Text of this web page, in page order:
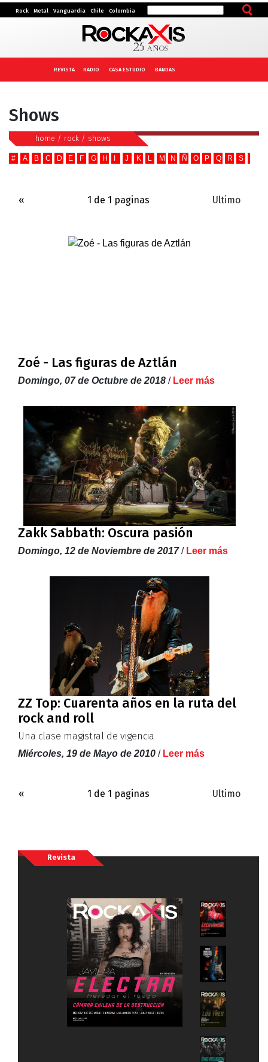
Rock Metal Vanguardia Chile Colombia
REVISTA RADIO CASA ESTUDIO BANDAS
Shows
home / rock / shows
# A B C D E F G H J K L M N Ñ O P Q R S
« 1 de 1 paginas Ultimo
Zoé - Las figuras de Aztlán
Domingo, 07 de Octubre de 2018 / Leer más
Zakk Sabbath: Oscura pasión
Domingo, 12 de Noviembre de 2017/ Leer más
ZZ Top: Cuarenta años en la ruta del
rock and roll
Una clase magistral de vigencia
Miércoles, 19 de Mayo de 2010 / Leer más
« 1 de 1 paginas Ultimo
Revista